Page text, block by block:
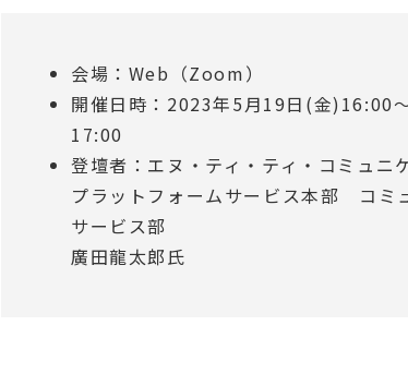
会場：Web（Zoom）
開催日時：2023年5月19日(金)16:00
17:00
登壇者：エヌ・ティ・ティ・コミュニ
プラットフォームサービス本部 コミ
サービス部
廣田龍太郎氏